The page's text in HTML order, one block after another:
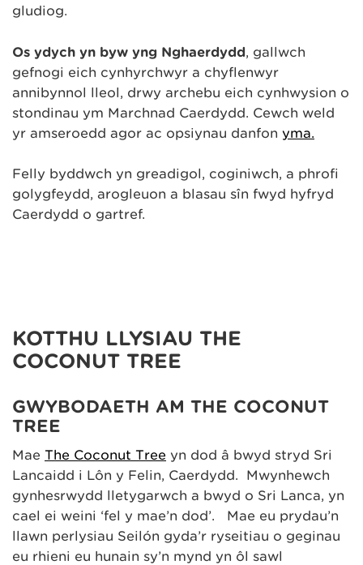
gludiog.
Os ydych yn byw yng Nghaerdydd, gallwch
gefnogi eich cynhyrchwyr a chyflenwyr
annibynnol lleol, drwy archebu eich cynhwysion o
stondinau ym Marchnad Caerdydd. Cewch weld
yr amseroedd agor ac opsiynau danfon yma.
Felly byddwch yn greadigol, coginiwch, a phrofi
golygfeydd, arogleuon a blasau sîn fwyd hyfryd
Caerdydd o gartref.
KOTTHU LLYSIAU THE
COCONUT TREE
GWYBODAETH AM THE COCONUT
TREE
Mae The Coconut Tree yn dod â bwyd stryd Sri
Lancaidd i Lôn y Felin, Caerdydd. Mwynhewch
gynhesrwydd lletygarwch a bwyd o Sri Lanca, yn
cael ei weini ‘fel y mae’n dod’. Mae eu prydau’n
llawn perlysiau Seilón gyda’r ryseitiau o geginau
eu rhieni eu hunain sy’n mynd yn ôl sawl